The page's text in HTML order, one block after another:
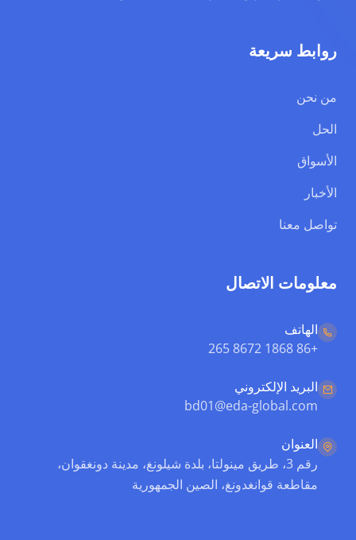
روابط سريعة
من نحن
الحل
الأسواق
الأخبار
تواصل معنا
معلومات الاتصال
الهاتف
+86 1868 8672 265
البريد الإلكتروني
bd01@eda-global.com
العنوان
رقم 3، طريق مينولتا، بلدة شيلونغ، مدينة دونغقوان،
مقاطعة قوانغدونغ، الصين الجمهورية